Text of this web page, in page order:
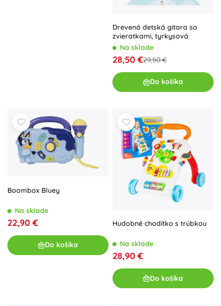
Drevená detská gitara so
zvieratkami, tyrkysová
Na sklade
28,50 €29,50 €
Do košíka
Boombox Bluey
Na sklade
22,90 €
Do košíka
Hudobné chodítko s trúbkou
Na sklade
28,90 €
Do košíka